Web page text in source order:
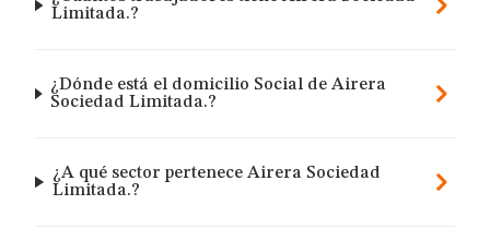
Limitada.?
¿Dónde está el domicilio Social de Airera
Sociedad Limitada.?
¿A qué sector pertenece Airera Sociedad
Limitada.?